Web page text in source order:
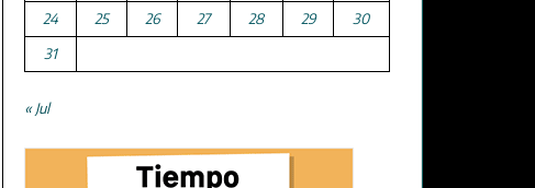
24
25 26 27 28 29
30
31
« Jul